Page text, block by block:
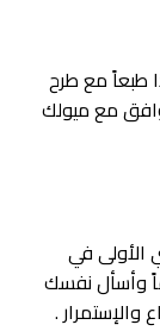
طبعاً مع طرح
مع ميولك
الأولى في
وأسأل نفسك
والإستمرار .